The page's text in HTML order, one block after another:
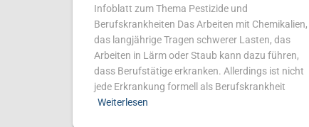
Infoblatt zum Thema Pestizide und
Berufskrankheiten Das Arbeiten mit Chemikalien,
das langjährige Tragen schwerer Lasten, das
Arbeiten in Lärm oder Staub kann dazu führen,
dass Berufstätige erkranken. Allerdings ist nicht
jede Erkrankung formell als Berufskrankheit
Weiterlesen